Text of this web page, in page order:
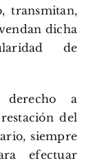
transmitan,
dicha
de
derecho a
del
siempre
efectuar